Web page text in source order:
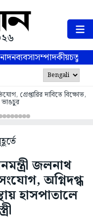
ব্যবসাসম্পাদকীয়
গ্রেপ্তারির দাবিতে বিক্ষোভ,
ভাঙচুর
জলনাথ
অগ্নিদগ্ধ
হাসপাতালে